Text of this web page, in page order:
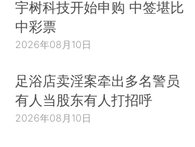
宇树科技开始申购 中签堪比
中彩票
2026年08月10日
足浴店卖淫案牵出多名警员
有人当股东有人打招呼
2026年08月10日